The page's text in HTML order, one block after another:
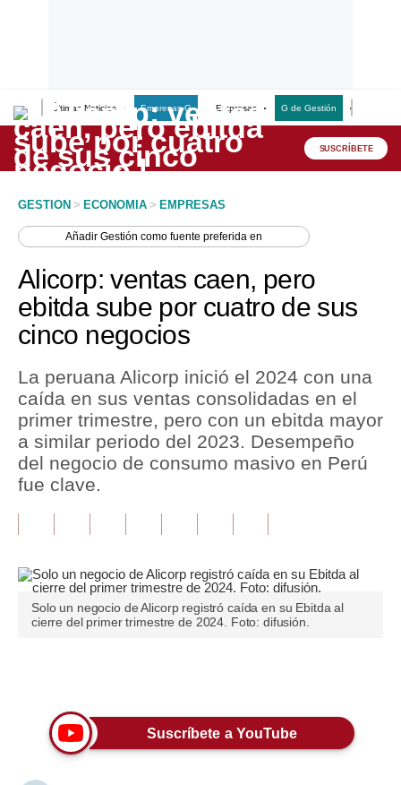
Últimas Noticias Empresas G Empresas G de Gestión
Lo último
Peru Quiosco
Economía
Mercados
Política
Tu Dinero
Finanzas Personales
Opinión
Editorial
Tendencias
Lujo
SUSCRÍBETE
GESTION > ECONOMIA > EMPRESAS
AñadirGestión como fuente preferida en
Alicorp: ventas caen, pero
ebitda sube por cuatro de sus
cinco negocios
La peruana Alicorp inició el 2024 con una
caída en sus ventas consolidadas en el
primer trimestre, pero con un ebitda mayor
a similar periodo del 2023. Desempeño
del negocio de consumo masivo en Perú
fue clave.
Solo un negocio de Alicorp registró caída en su Ebitda al
cierre del primer trimestre de 2024. Foto: difusión.
Suscríbete a YouTube